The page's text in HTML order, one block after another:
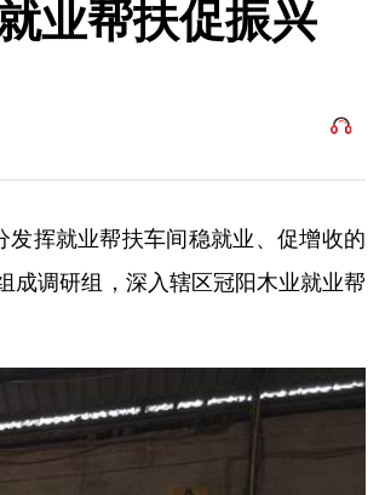
业帮扶促振兴
挥就业帮扶车间稳就业、促增收的
成调研组，深入辖区冠阳木业就业帮